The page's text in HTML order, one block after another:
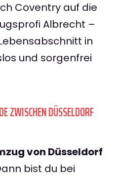
Coventry auf die
Albrecht –
in
und sorgenfrei
ZWISCHEN DÜSSELDORF
von Düsseldorf
bist du bei